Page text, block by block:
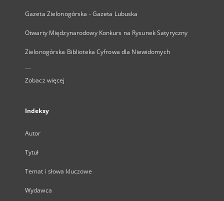
Gazeta Zielonogórska - Gazeta Lubuska
Otwarty Międzynarodowy Konkurs na Rysunek Satyryczny
Zielonogórska Biblioteka Cyfrowa dla Niewidomych
...
Zobacz więcej
Indeksy
Autor
Tytuł
Temat i słowa kluczowe
Wydawca